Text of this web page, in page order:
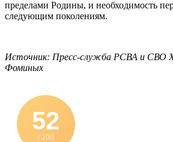
пределами Родины, и необходимость
следующим поколениям.
Источник: Пресс-служба РСВА и СВО
Фоминых
52
/ 100